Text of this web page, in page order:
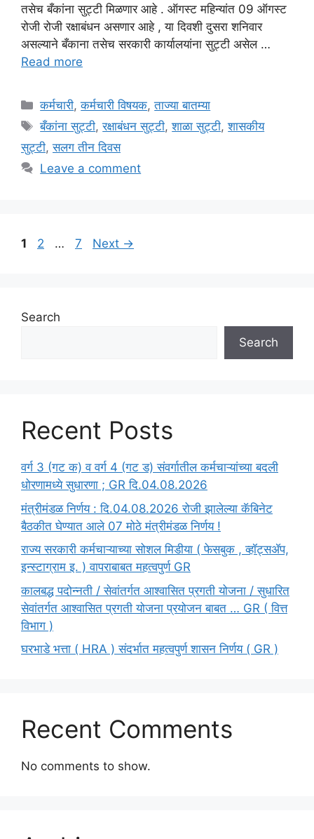
तसेच बँकांना सुट्टी मिळणार आहे . ऑगस्ट महिन्यांत 09 ऑगस्ट
रोजी रोजी रक्षाबंधन असणार आहे , या दिवशी दुसरा शनिवार
असल्याने बँकाना तसेच सरकारी कार्यालयांना सुट्टी असेल …
Read more
Categories
कर्मचारी,कर्मचारी विषयक,ताज्या बातम्या
Tags
बँकांना सुट्टी,रक्षाबंधन सुट्टी,शाळा सुट्टी,शासकीय
सुट्टी,सलग तीन दिवस
Leave a comment
Page
1 Page
2 … Page
7 Next →
Search
Search
Recent Posts
वर्ग 3 (गट क) व वर्ग 4 (गट ड) संवर्गातील कर्मचाऱ्यांच्या बदली
धोरणामध्ये सुधारणा ; GR दि.04.08.2026
मंत्रीमंडळ निर्णय : दि.04.08.2026 रोजी झालेल्या कॅबिनेट
बैठकीत घेण्यात आले 07 मोठे मंत्रीमंडळ निर्णय !
राज्य सरकारी कर्मचाऱ्याच्या सोशल मिडीया ( फेसबुक , व्हॉट्सॲप,
इन्स्टाग्राम इ. ) वापराबाबत महत्वपुर्ण GR
कालबद्ध पदोन्नती / सेवांतर्गत आश्वासित प्रगती योजना / सुधारित
सेवांतर्गत आश्वासित प्रगती योजना प्रयोजन बाबत … GR ( वित्त
विभाग )
घरभाडे भत्ता ( HRA ) संदर्भात महत्वपुर्ण शासन निर्णय ( GR )
Recent Comments
No comments to show.